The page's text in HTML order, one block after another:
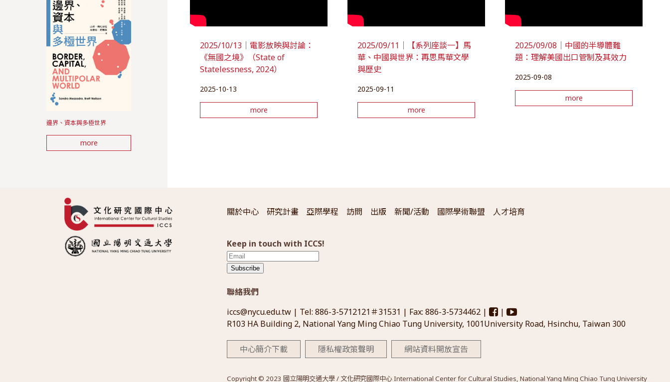
邊界、資本與多極世界
more
2025/10/13｜電影放映與討論：
《無國之境》（State of
Statelessness, 2024）
2025-10-13
more
2025/09/11｜【系列座談一】馬
華、中國與世界：再思馬華文學
與歷史
2025-09-11
more
2025/09/08｜中國的半導體難
題：理解美國出口管制及其效力
2025-09-08
more
關於中心 研究計畫 亞際學程 訪問 出版 新聞/活動 國際學術聯盟 人才培育
Keep in touch with ICCS!
Subscribe
聯絡我們
iccs@nycu.edu.tw | Tel: 886-3-5712121＃31531 | Fax: 886-3-5734462 |
|
R103 HA Building 2, National Yang Ming Chiao Tung University, 1001University Road, Hsinchu, Taiwan 300
中心簡介下載 隱私權政策聲明 網站資料開放宣告
Copyright © 2023 國立陽明交通大學 / 文化研究國際中心 International Center for Cultural Studies, National Yang Ming Chiao Tung University